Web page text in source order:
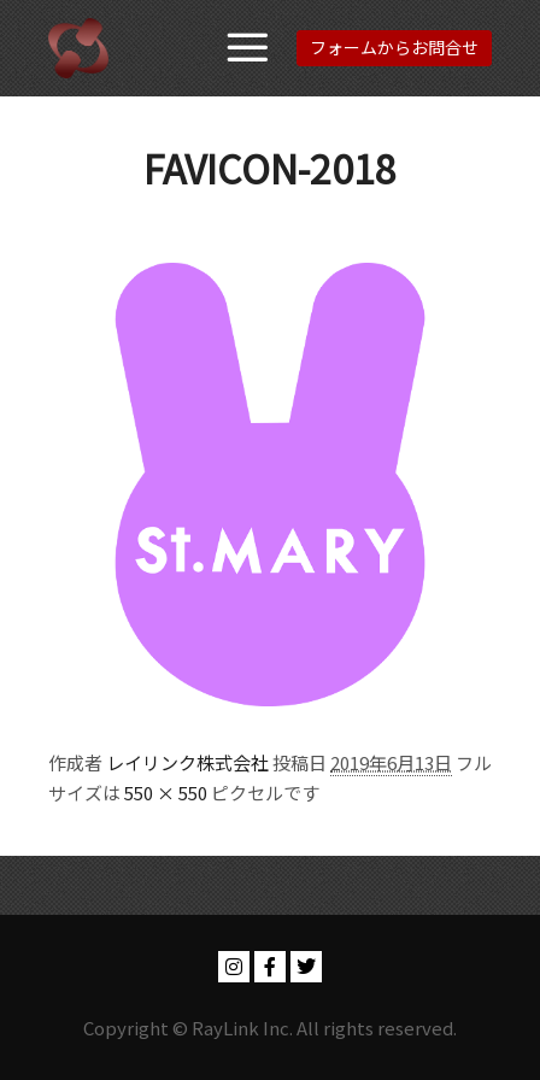
メインメニ
フォームからお問合せ
FAVICON-2018
作成者 レイリンク株式会社投稿日 2019年6月13日 フル
サイズは550 × 550 ピクセルです
Copyright © RayLink Inc. All rights reserved.